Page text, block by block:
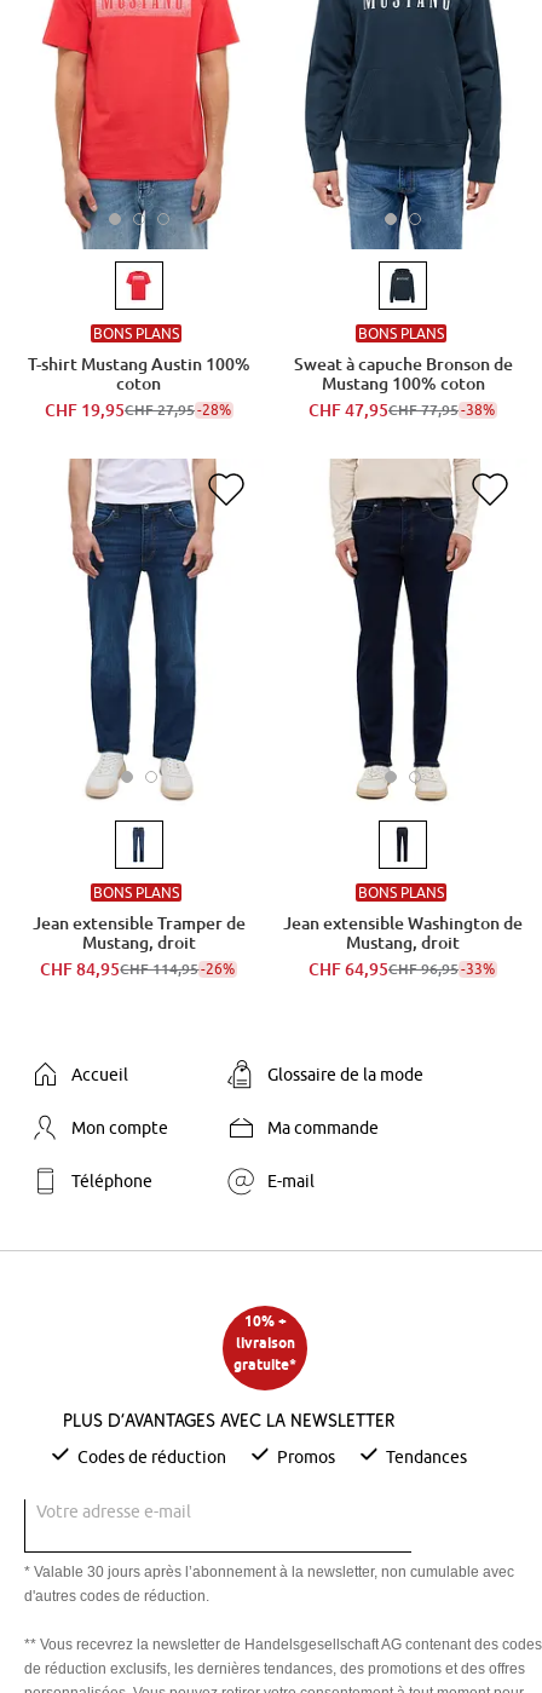
BONS PLANS
T-shirt Mustang Austin 100%
coton
CHF 19,95CHF 27,95-28%
BONS PLANS
Sweat à capuche Bronson de
Mustang 100% coton
CHF 47,95CHF 77,95-38%
BONS PLANS
Jean extensible Tramper de
Mustang, droit
CHF 84,95CHF 114,95-26%
BONS PLANS
Jean extensible Washington de
Mustang, droit
CHF 64,95CHF 96,95-33%
Accueil Glossaire de la mode
Mon compte Ma commande
Téléphone E-mail
10% +
livraison
gratuite*
Plus d’avantages avec la newsletter
Codes de réduction Promos Tendances
Votre adresse e-mail
* Valable 30 jours après l’abonnement à la newsletter, non cumulable avec
d'autres codes de réduction.
** Vous recevrez la newsletter de Handelsgesellschaft AG contenant des codes
de réduction exclusifs, les dernières tendances, des promotions et des offres